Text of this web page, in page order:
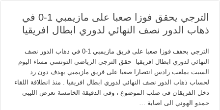
الترجي يحقق فوزا صعبا على مازيمبي 1-0 في
ذهاب الدور نصف النهائي لدوري ابطال افريقيا
الترجي بحفف فوزا صعبا على فريق مازيمبي 1-0 في ذهاب الدور نصف
النهائي لدوري ابطال افريقيا حقق الترجي الرياضي التونسي مساء اليوم
السبت بملعب رادس انتصارا صعبا على فريق مازيمبي بهدف دون رد
لحساب ذهاب الدور نصف النهائي لدوري ابطال افريقيا . منذ انطلاقة اللقاء
دخل الفريقان في صلب الموضوع ، وفي الدقيقة الخامسة تعرض الليبي
حمدو الهوني الى اصابة …